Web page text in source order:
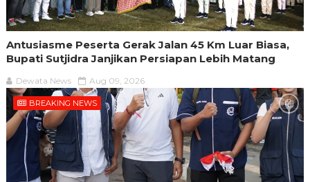
Antusiasme Peserta Gerak Jalan 45 Km Luar Biasa,
Bupati Sutjidra Janjikan Persiapan Lebih Matang
Dewata News Aug 09, 2026
BREAKING NEWS